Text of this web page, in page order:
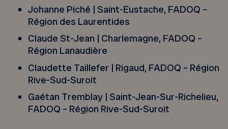
Johanne Piché | Saint-Eustache, FADOQ –
Région des Laurentides
Claude St-Jean | Charlemagne, FADOQ –
Région Lanaudière
Claudette Taillefer | Rigaud, FADOQ – Région
Rive-Sud-Suroit
Gaétan Tremblay | Saint-Jean-Sur-Richelieu,
FADOQ – Région Rive-Sud-Suroit